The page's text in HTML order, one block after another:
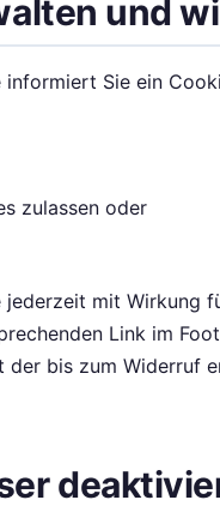
und
informiert Sie ein
zulassen oder
mit Wirkung
Link im
der bis zum Widerruf